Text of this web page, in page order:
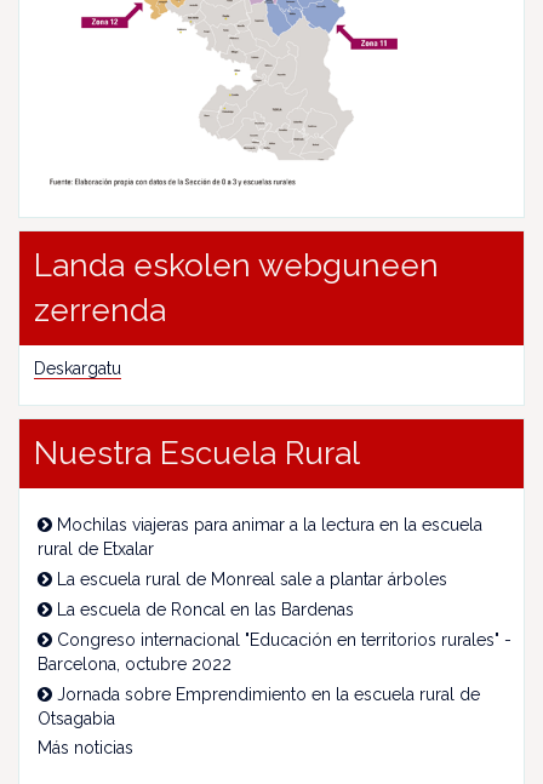
Landa eskolen webguneen
zerrenda
Deskargatu
Nuestra Escuela Rural
Mochilas viajeras para animar a la lectura en la escuela
rural de Etxalar
La escuela rural de Monreal sale a plantar árboles
La escuela de Roncal en las Bardenas
Congreso internacional "Educación en territorios rurales" -
Barcelona, octubre 2022
Jornada sobre Emprendimiento en la escuela rural de
Otsagabia
Más noticias